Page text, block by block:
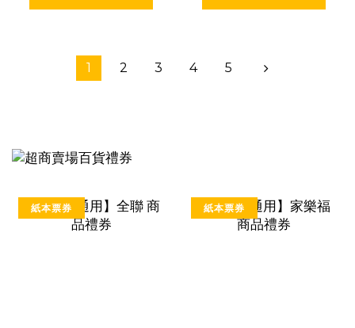
1 2 3 4 5
紙本票券 紙本票券